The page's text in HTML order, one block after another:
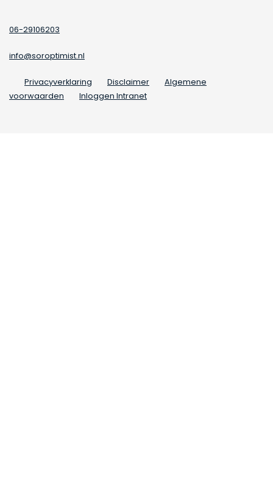
06-29106203
info@soroptimist.nl
Privacyverklaring Disclaimer
Algemene
voorwaarden
Inloggen Intranet